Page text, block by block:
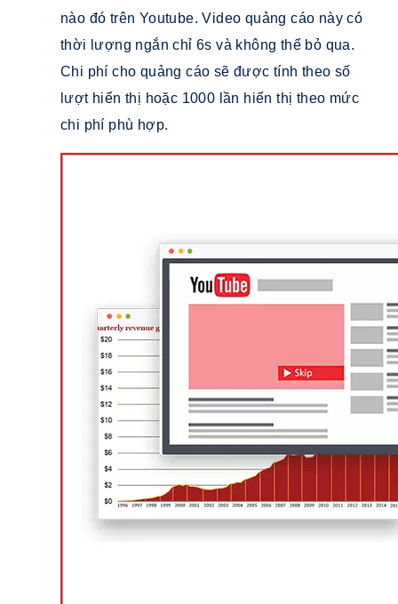
nào đó trên Youtube. Video quảng cáo này có
thời lượng ngắn chỉ 6s và không thể bỏ qua.
Chi phí cho quảng cáo sẽ được tính theo số
lượt hiển thị hoặc 1000 lần hiển thị theo mức
chi phí phù hợp.